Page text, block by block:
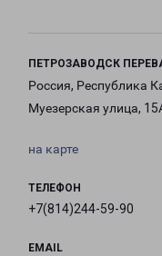
ПЕТРОЗАВОДСК
Россия, Республика
Муезерская улица,
на карте
ТЕЛЕФОН
+7(814)244-59-90
EMAIL